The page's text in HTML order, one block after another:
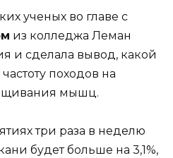
ученых во главе с
из колледжа Леман
и сделала вывод, какой
походов на
мышц.
три раза в неделю
будет больше на 3,1%,